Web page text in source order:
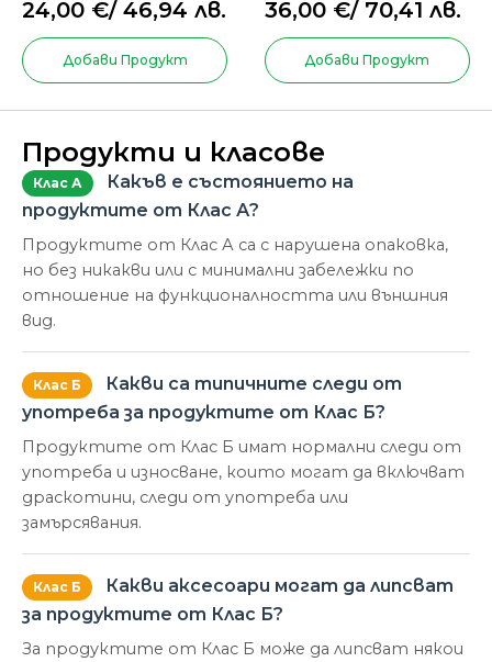
непрекъсната
облегалка,
стоманени крака
24,00 €/ 46,94 лв.
Добави Продукт
за малко дете
36,00 €/ 70,41 лв.
Добави Продукт
Продукти и класове
Клас А
Какъв е състоянието на
продуктите от Клас А?
Продуктите от Клас А са с нарушена опаковка,
но без никакви или с минимални забележки по
отношение на функционалността или външния
вид.
Клас Б
Какви са типичните следи от
употреба за продуктите от Клас Б?
Продуктите от Клас Б имат нормални следи от
употреба и износване, които могат да включват
драскотини, следи от употреба или
замърсявания.
Клас Б
Какви аксесоари могат да липсват
за продуктите от Клас Б?
За продуктите от Клас Б може да липсват някои